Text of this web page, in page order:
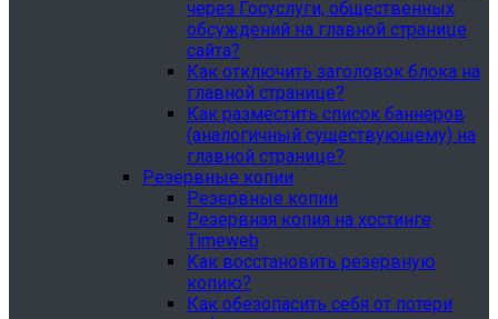
через Госуслуги, общественных
обсуждений на главной странице
сайта?
Как отключить заголовок блока на
главной странице?
Как разместить список баннеров
(аналогичный существующему) на
главной странице?
Резервные копии
Резервные копии
Резервная копия на хостинге
Timeweb
Как восстановить резервную
копию?
Как обезопасить себя от потери